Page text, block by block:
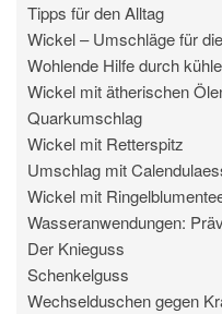
Tipps für den Alltag
Wickel – Umschläge für
Wohlende Hilfe durch
Wickel mit ätherischen
Quarkumschlag
Wickel mit Retterspitz
Umschlag mit
Wickel mit
Wasseranwendungen:
Der Knieguss
Schenkelguss
Wechselduschen gegen